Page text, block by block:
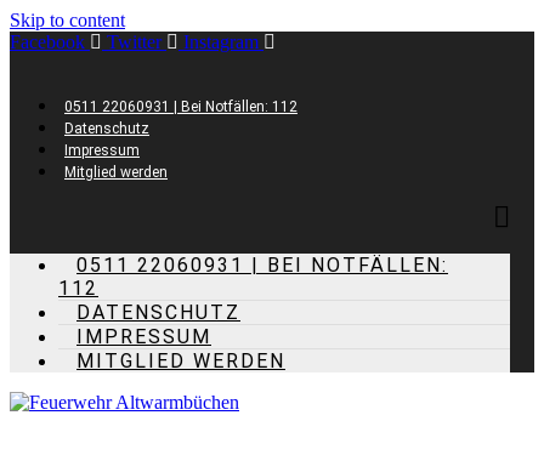
Skip to content
Facebook
Twitter Instagram
0511 22060931 | Bei Notfällen: 112
Datenschutz
Impressum
Mitglied werden
0511 22060931 | BEI NOTFÄLLEN:
112
DATENSCHUTZ
IMPRESSUM
MITGLIED WERDEN